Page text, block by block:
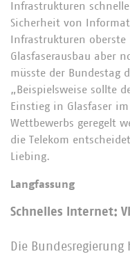
Infrastrukturen
Sicherheit von
Infrastrukturen
Glasfaserausbau aber
müsste der Bundestag
„Beispielsweise sollte
Einstieg in Glasfaser
Wettbewerbs geregelt
die Telekom
Liebing.
Langfassung
Schnelles Internet:
Die